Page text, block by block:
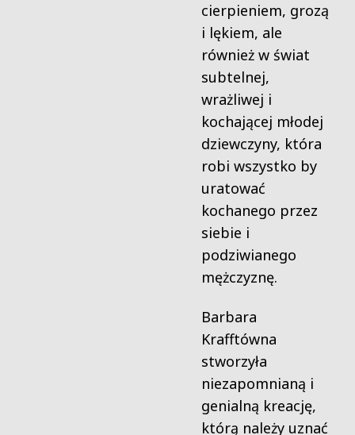
cierpieniem, grozą
i lękiem, ale
również w świat
subtelnej,
wrażliwej i
kochającej młodej
dziewczyny, która
robi wszystko by
uratować
kochanego przez
siebie i
podziwianego
mężczyznę.
Barbara
Krafftówna
stworzyła
niezapomnianą i
genialną kreację,
którą należy uznać